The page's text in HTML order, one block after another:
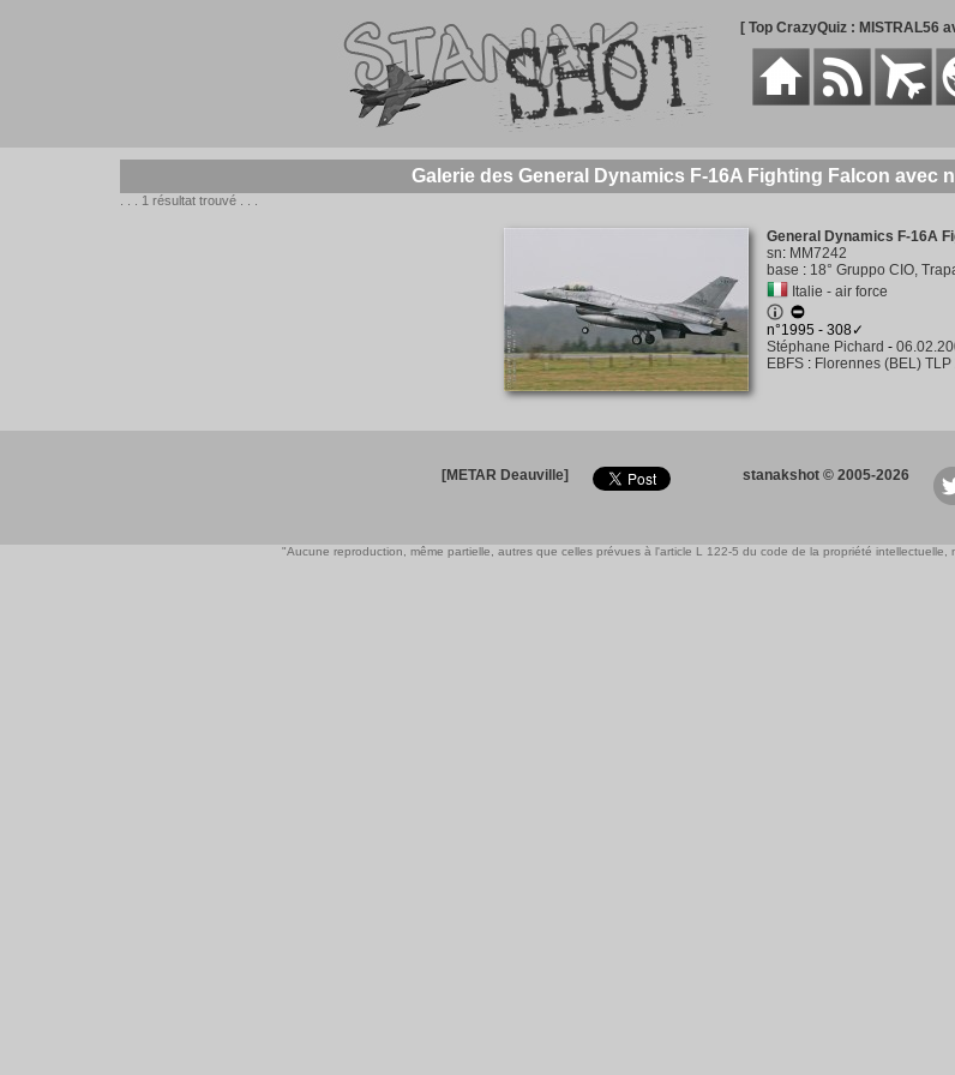
[ Top CrazyQuiz : MISTRAL56
Galerie des General Dynamics F-16A Fighting Falcon avec
. . . 1 résultat trouvé . . .
General Dynamics F-16A
sn: MM7242
base : 18° Gruppo CIO,
Italie - air force
n°1995 - 308✓
Stéphane Pichard -
EBFS: Florennes (BEL)
[METAR Deauville] stanakshot © 2005-2026
"Aucune reproduction, même partielle, autres que celles prévues à l'article L 122-5 du code de la propriété